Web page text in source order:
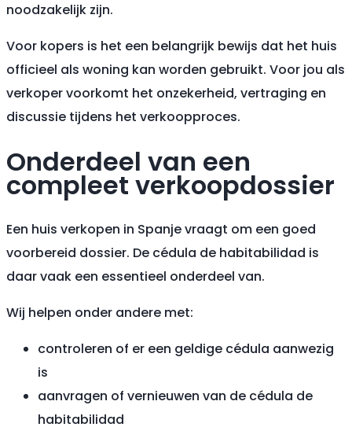
noodzakelijk zijn.
Voor kopers is het een belangrijk bewijs dat het huis
officieel als woning kan worden gebruikt. Voor jou als
verkoper voorkomt het onzekerheid, vertraging en
discussie tijdens het verkoopproces.
Onderdeel van een
compleet verkoopdossier
Een huis verkopen in Spanje vraagt om een goed
voorbereid dossier. De cédula de habitabilidad is
daar vaak een essentieel onderdeel van.
Wij helpen onder andere met:
controleren of er een geldige cédula aanwezig
is
aanvragen of vernieuwen van de cédula de
habitabilidad